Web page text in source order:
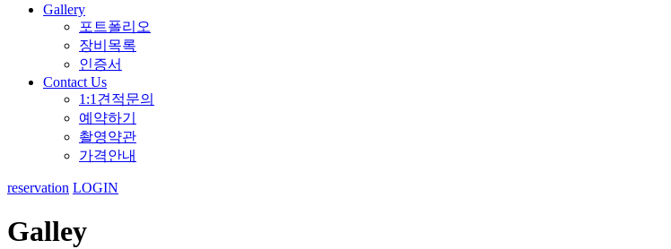
Gallery
포트폴리오
장비목록
인증서
Contact Us
1:1견적문의
예약하기
촬영약관
가격안내
reservation LOGIN
Galley